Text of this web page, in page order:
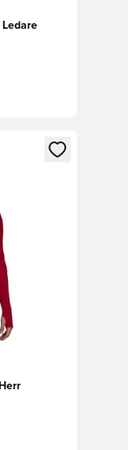
Ledare
in eller registrera